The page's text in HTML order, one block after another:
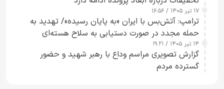
۱۷ تیر ۱۴۰۵ / ۱۶:۵۶
ترامپ: آتش‌بس با ایران «به پایان رسیده»/ تهدید به
حمله مجدد در صورت دستیابی به سلاح هسته‌ای
۱۴ تیر ۱۴۰۵ / ۱۹:۲۱
گزارش تصویری مراسم وداع با رهبر شهید و حضور
گسترده مردم